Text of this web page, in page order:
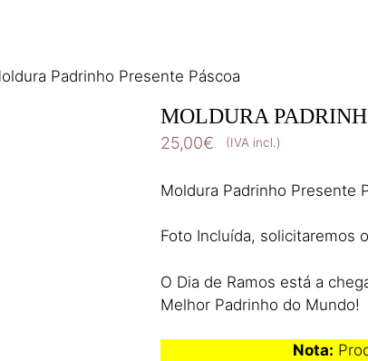
Padrinho Presente Páscoa
MOLDURA
25,00€ (IVA incl.)
Moldura Padrinho Presente
Foto Incluída, solicitaremos
O Dia de Ramos está a
Melhor Padrinho do Mundo!
Nota: